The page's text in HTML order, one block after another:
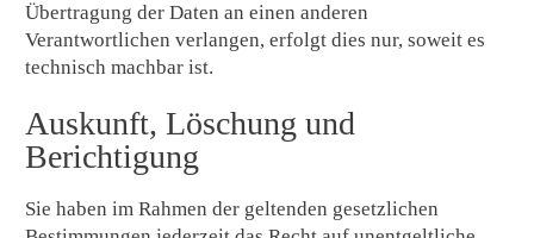
Übertragung der Daten an einen anderen
Verantwortlichen verlangen, erfolgt dies nur, soweit es
technisch machbar ist.
Auskunft, Löschung und
Berichtigung
Sie haben im Rahmen der geltenden gesetzlichen